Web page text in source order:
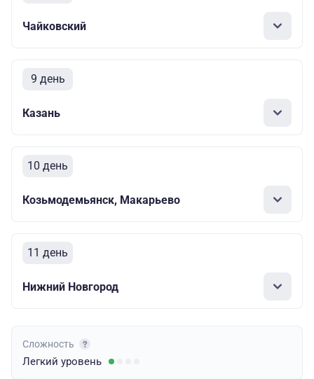
Чайковский
9 день
Казань
10 день
Козьмодемьянск, Макарьево
11 день
Нижний Новгород
Сложность
Легкий уровень